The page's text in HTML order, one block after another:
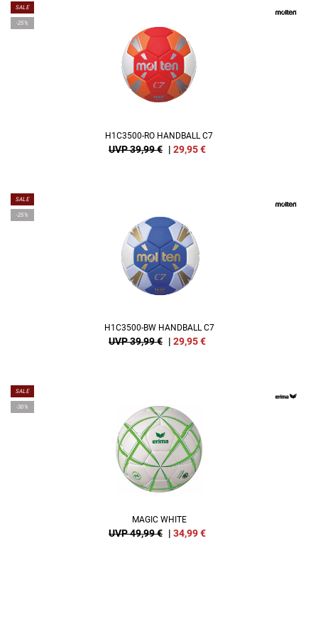
SALE
-25%
H1C3500-RO HANDBALL C7
UVP 39,99 € | 29,95€
SALE
-25%
H1C3500-BW HANDBALL C7
UVP 39,99 € | 29,95€
SALE
-30%
MAGIC WHITE
UVP 49,99 € | 34,99€